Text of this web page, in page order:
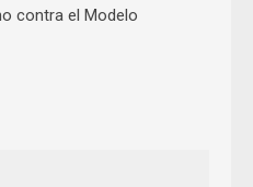
contra el Modelo